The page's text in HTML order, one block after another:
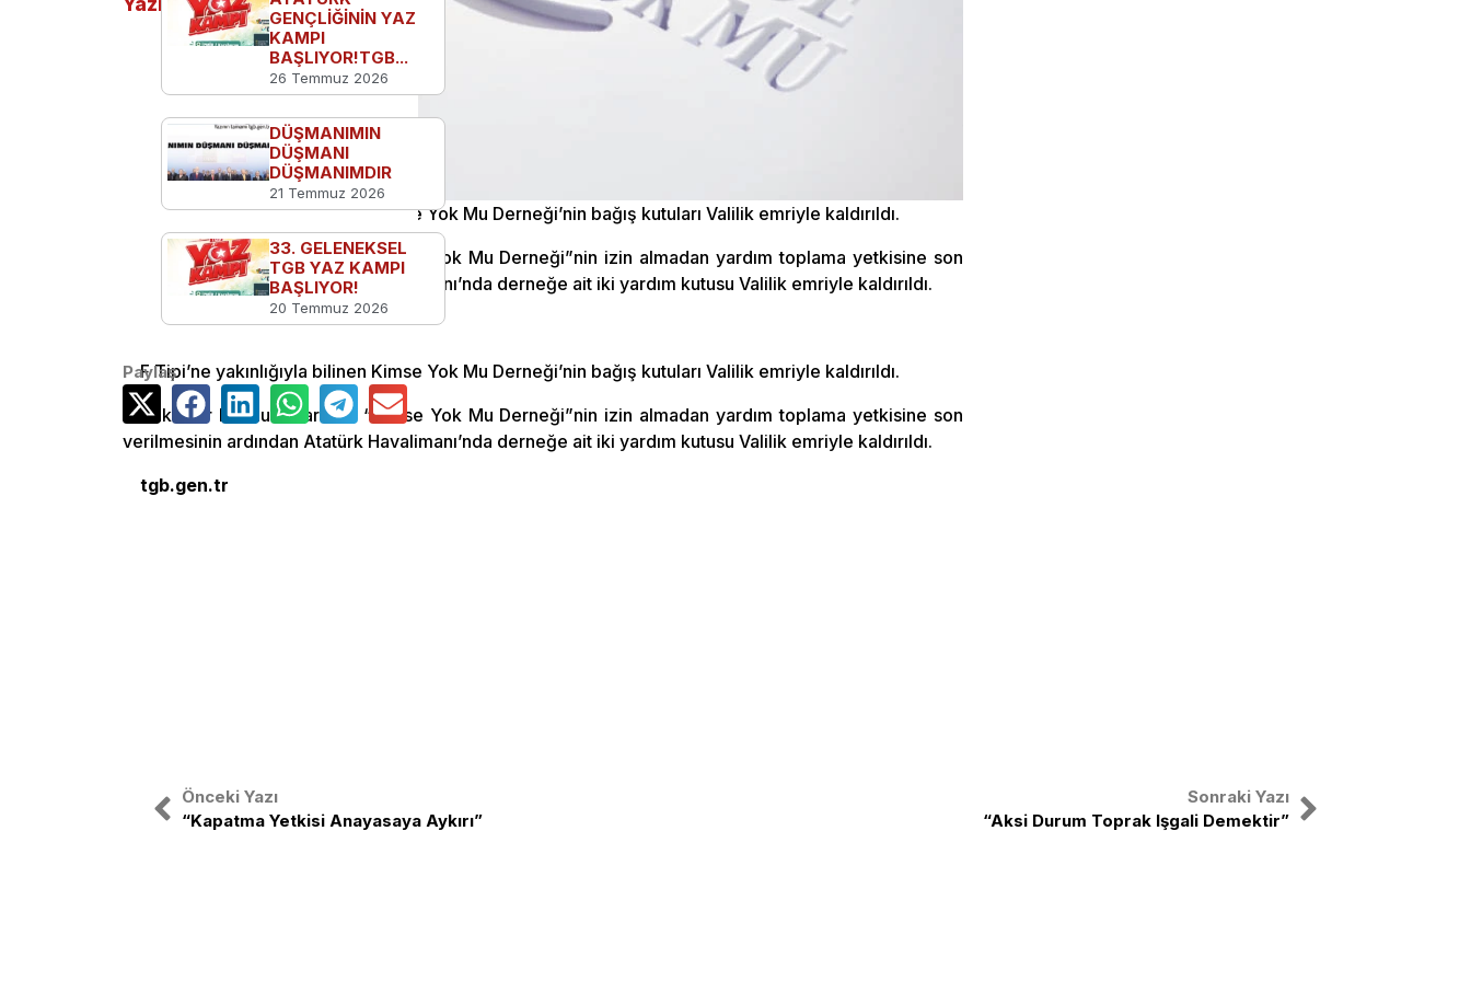
F Tipi’ne yakınlığıyla bilinen Kimse Yok Mu Derneği’nin bağış kutuları Valilik emriyle kaldırıldı.
Bakanlar Kurulu kararı ile “Kimse Yok Mu Derneği”nin izin almadan yardım toplama yetkisine son
verilmesinin ardından Atatürk Havalimanı’nda derneğe ait iki yardım kutusu Valilik emriyle kaldırıldı.
tgb.gen.tr
F Tipi’ne yakınlığıyla bilinen Kimse Yok Mu Derneği’nin bağış kutuları Valilik emriyle kaldırıldı.
Bakanlar Kurulu kararı ile “Kimse Yok Mu Derneği”nin izin almadan yardım toplama yetkisine son
verilmesinin ardından Atatürk Havalimanı’nda derneğe ait iki yardım kutusu Valilik emriyle kaldırıldı.
tgb.gen.tr
Yazılar
GENÇLİĞİNİN YAZ
KAMPI
BAŞLIYOR!TGB...
26 Temmuz 2026
DÜŞMANIMIN
DÜŞMANI
DÜŞMANIMDIR
21 Temmuz 2026
33. GELENEKSEL
TGB YAZ KAMPI
BAŞLIYOR!
20 Temmuz 2026
Paylaş
Önceki Yazı
“Kapatma Yetkisi Anayasaya Aykırı”
Sonraki Yazı
“Aksi Durum Toprak Işgali Demektir”